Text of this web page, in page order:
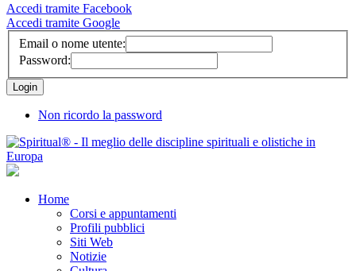
Accedi tramite Facebook
Accedi tramite Google
Email o nome utente:
Password:
Non ricordo la password
Home
Corsi e appuntamenti
Profili pubblici
Siti Web
Notizie